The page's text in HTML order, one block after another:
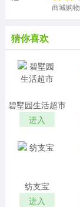
商城购物
猜你喜欢
碧墅园生活超市
进入
纺支宝
进入